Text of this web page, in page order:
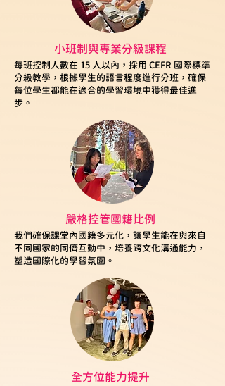
小班制與專業分級課程
每班控制人數在 15 人以內，採用 CEFR 國際標準
分級教學，根據學生的語言程度進行分班，確保
每位學生都能在適合的學習環境中獲得最佳進
步。
嚴格控管國籍比例
我們確保課堂內國籍多元化，讓學生能在與來自
不同國家的同儕互動中，培養跨文化溝通能力，
塑造國際化的學習氛圍。
全方位能力提升